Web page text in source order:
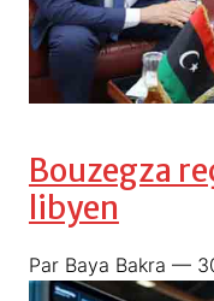
Bouzegza
libyen
Par Baya Bakra —